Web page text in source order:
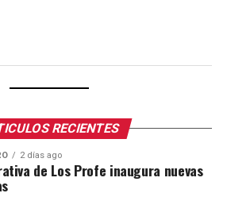
RECIENTES
2 días ago
de Los Profe inaugura nuevas